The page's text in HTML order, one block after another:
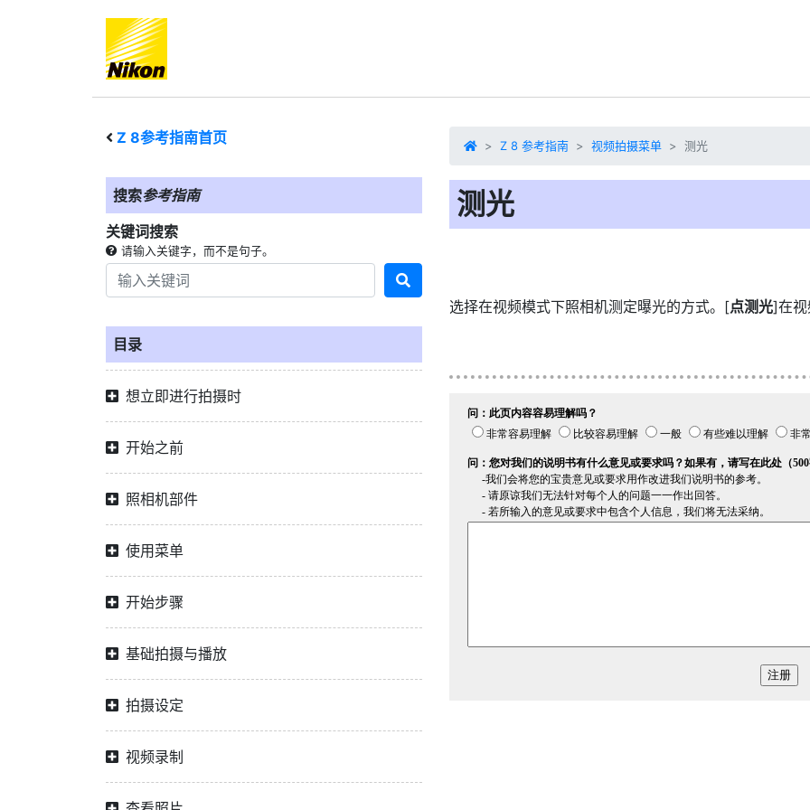
Z 8参考指南首页
搜索参考指南
关键词搜索
请输入关键字，而不是句子。
目录
想立即进行拍摄时
开始之前
照相机部件
使用菜单
开始步骤
基础拍摄与播放
拍摄设定
视频录制
Z 8 参考指南 视频拍摄菜单 测光
测光
选择在视频模式下照相机测定曝光的方式。[点测光]在视